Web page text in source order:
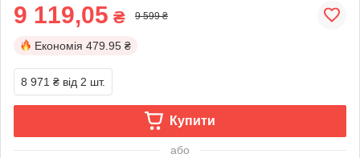
9 119,05 ₴ 9 599 ₴
Економія 479.95 ₴
8 971 ₴ від 2 шт.
Купити
або